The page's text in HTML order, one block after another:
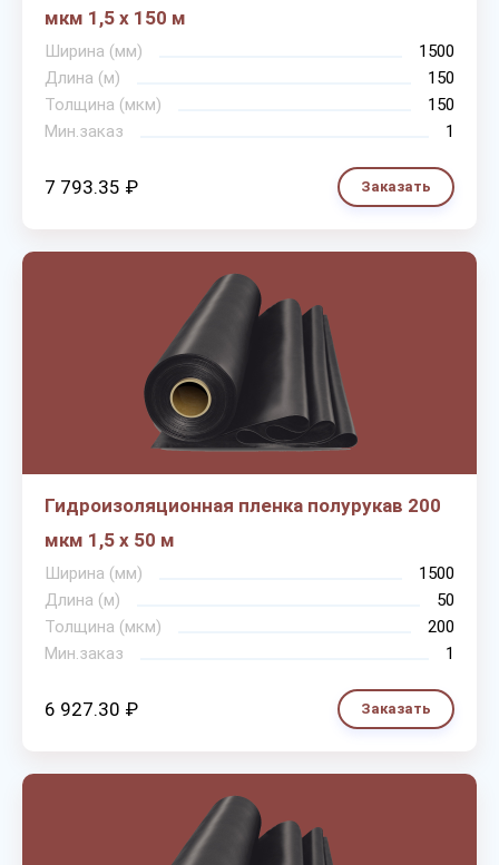
мкм 1,5 х 150 м
Ширина (мм)
1500
Длина (м)
150
Толщина (мкм)
150
Мин.заказ
1
7 793.35 ₽ Заказать
Гидроизоляционная пленка полурукав 200
мкм 1,5 х 50 м
Ширина (мм)
1500
Длина (м)
50
Толщина (мкм)
200
Мин.заказ
1
6 927.30 ₽ Заказать